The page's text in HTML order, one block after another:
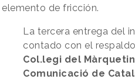
de fricción.
La tercera entrega del
contado con el
Col.legi del
Comunicació de